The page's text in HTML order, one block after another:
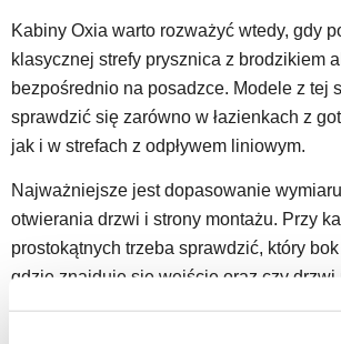
Kabiny Oxia warto rozważyć wtedy, gdy
klasycznej strefy prysznica z brodzikiem
bezpośrednio na posadzce. Modele z tej
sprawdzić się zarówno w łazienkach z
jak i w strefach z odpływem liniowym.
Najważniejsze jest dopasowanie
otwierania drzwi i strony montażu. Przy
prostokątnych trzeba sprawdzić, który bok
gdzie znajduje się wejście oraz czy drzwi